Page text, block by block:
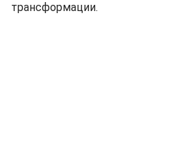
трансформации.